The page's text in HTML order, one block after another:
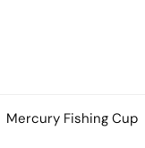
Mercury Fishing Cup